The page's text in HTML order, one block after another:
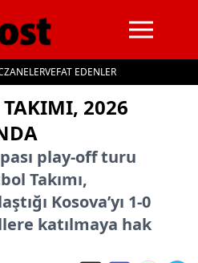
VEFAT EDENLER
2026
play-off turu
Takımı,
Kosova’yı 1-0
katılmaya hak